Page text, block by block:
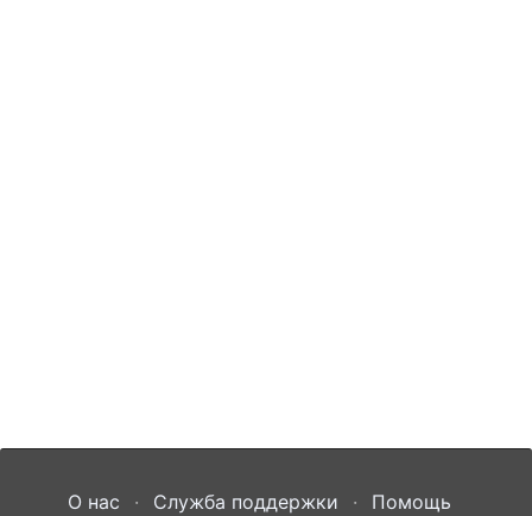
О нас Служба поддержки
Помощь